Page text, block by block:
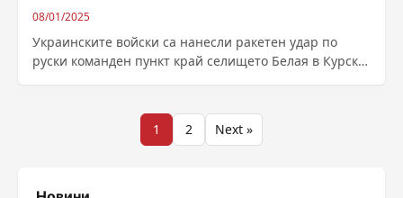
08/01/2025
Украинските войски са нанесли ракетен удар по
руски команден пункт край селището Белая в Курска
1 2 Next »